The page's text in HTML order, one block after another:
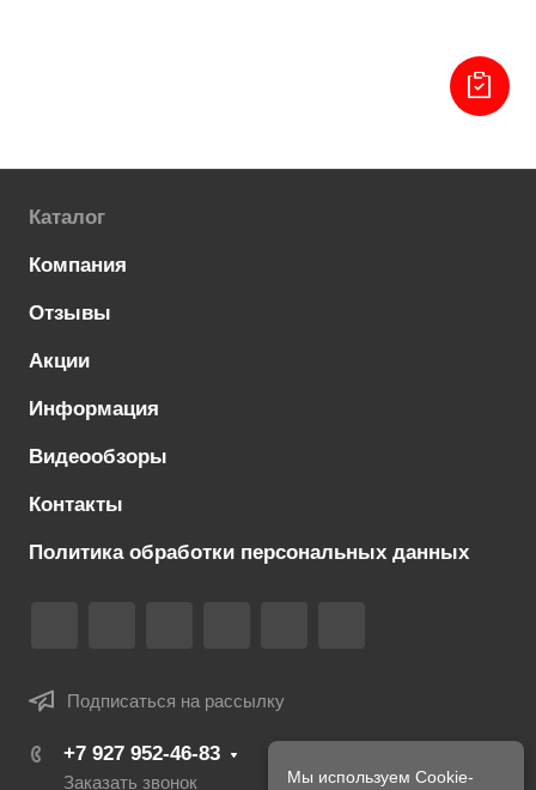
Каталог
Компания
Отзывы
Акции
Информация
Видеообзоры
Контакты
Политика обработки персональных данных
Подписаться на рассылку
+7 927 952-46-83
Заказать звонок Мы используем Cookie-